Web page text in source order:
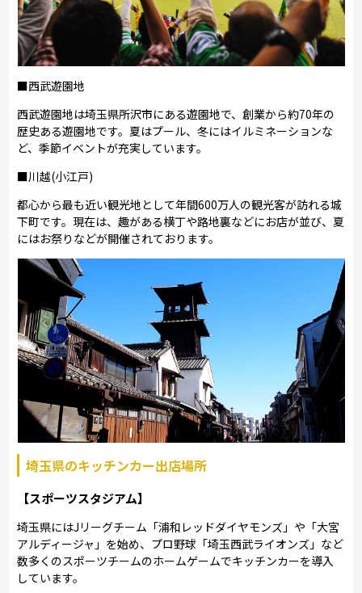
■西武遊園地
西武遊園地は埼玉県所沢市にある遊園地で、創業から約70年の
歴史ある遊園地です。夏はプール、冬にはイルミネーションな
ど、季節イベントが充実しています。
■川越(小江戸)
都心から最も近い観光地として年間600万人の観光客が訪れる城
下町です。現在は、趣がある横丁や路地裏などにお店が並び、夏
にはお祭りなどが開催されております。
埼玉県のキッチンカー出店場所
【スポーツスタジアム】
埼玉県にはJリーグチーム「浦和レッドダイヤモンズ」や「大宮
アルディージャ」を始め、プロ野球「埼玉西武ライオンズ」など
数多くのスポーツチームのホームゲームでキッチンカーを導入
しています。